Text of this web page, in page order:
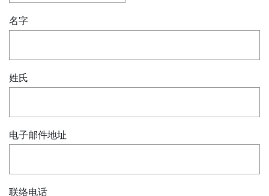
名字
姓氏
电子邮件地址
联络电话